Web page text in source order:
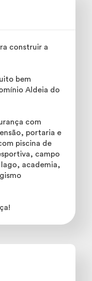
construir a
bem
Aldeia do
com
portaria e
piscina de
campo
academia,